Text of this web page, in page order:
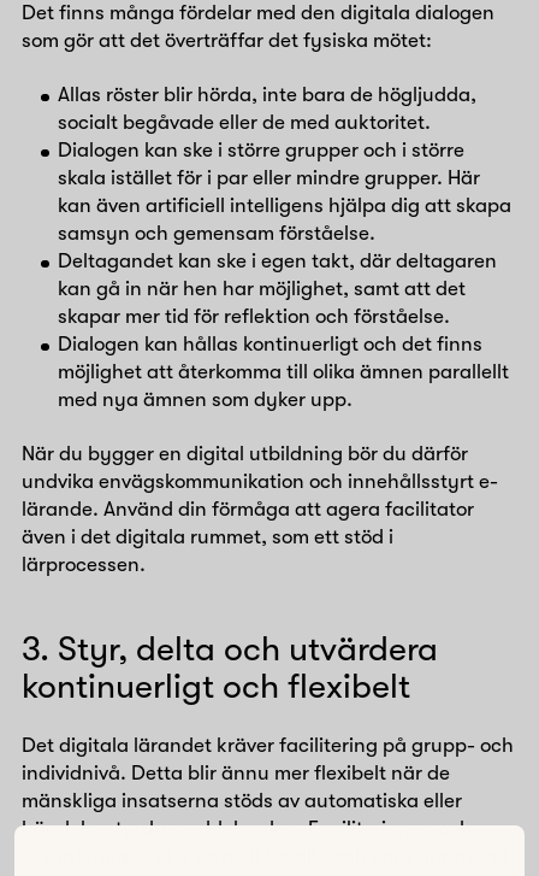
Det finns många fördelar med den digitala dialogen
som gör att det överträffar det fysiska mötet:
Allas röster blir hörda, inte bara de högljudda,
socialt begåvade eller de med auktoritet.
Dialogen kan ske i större grupper och i större
skala istället för i par eller mindre grupper. Här
kan även artificiell intelligens hjälpa dig att skapa
samsyn och gemensam förståelse.
Deltagandet kan ske i egen takt, där deltagaren
kan gå in när hen har möjlighet, samt att det
skapar mer tid för reflektion och förståelse.
Dialogen kan hållas kontinuerligt och det finns
möjlighet att återkomma till olika ämnen parallellt
med nya ämnen som dyker upp.
När du bygger en digital utbildning bör du därför
undvika envägskommunikation och innehållsstyrt e-
lärande. Använd din förmåga att agera facilitator
även i det digitala rummet, som ett stöd i
lärprocessen.
3. Styr, delta och utvärdera
kontinuerligt och flexibelt
Det digitala lärandet kräver facilitering på grupp- och
individnivå. Detta blir ännu mer flexibelt när de
mänskliga insatserna stöds av automatiska eller
händelsestyrda meddelanden. Faciliteringen och